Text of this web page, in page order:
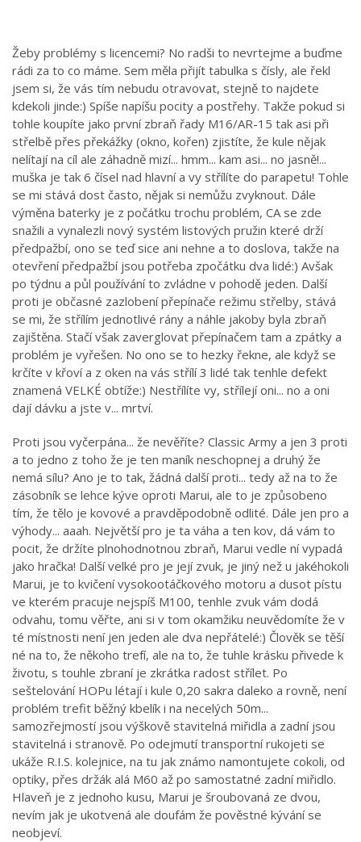
Žeby problémy s licencemi? No radši to nevrtejme a buďme
rádi za to co máme. Sem měla přijít tabulka s čísly, ale řekl
jsem si, že vás tím nebudu otravovat, stejně to najdete
kdekoli jinde:) Spíše napíšu pocity a postřehy. Takže pokud si
tohle koupíte jako první zbraň řady M16/AR-15 tak asi při
střelbě přes překážky (okno, kořen) zjistíte, že kule nějak
nelítají na cíl ale záhadně mizí... hmm... kam asi... no jasně!...
muška je tak 6 čísel nad hlavní a vy střílíte do parapetu! Tohle
se mi stává dost často, nějak si nemůžu zvyknout. Dále
výměna baterky je z počátku trochu problém, CA se zde
snažili a vynalezli nový systém listových pružin které drží
předpažbí, ono se teď sice ani nehne a to doslova, takže na
otevření předpažbí jsou potřeba zpočátku dva lidé:) Avšak
po týdnu a půl používání to zvládne v pohodě jeden. Další
proti je občasné zazlobení přepínače režimu střelby, stává
se mi, že střílím jednotlivé rány a náhle jakoby byla zbraň
zajištěna. Stačí však zaverglovat přepínačem tam a zpátky a
problém je vyřešen. No ono se to hezky řekne, ale když se
krčíte v křoví a z oken na vás střílí 3 lidé tak tenhle defekt
znamená VELKÉ obtíže:) Nestřílíte vy, střílejí oni... no a oni
dají dávku a jste v... mrtví.
Proti jsou vyčerpána... že nevěříte? Classic Army a jen 3 proti
a to jedno z toho že je ten maník neschopnej a druhý že
nemá sílu? Ano je to tak, žádná další proti... tedy až na to že
zásobník se lehce kýve oproti Marui, ale to je způsobeno
tím, že tělo je kovové a pravděpodobně odlité. Dále jen pro a
výhody... aaah. Největší pro je ta váha a ten kov, dá vám to
pocit, že držíte plnohodnotnou zbraň, Marui vedle ní vypadá
jako hračka! Další velké pro je její zvuk, je jiný než u jakéhokoli
Marui, je to kvičení vysokootáčkového motoru a dusot pístu
ve kterém pracuje nejspíš M100, tenhle zvuk vám dodá
odvahu, tomu věřte, ani si v tom okamžiku neuvědomíte že v
té místnosti není jen jeden ale dva nepřátelé:) Člověk se těší
né na to, že někoho trefí, ale na to, že tuhle krásku přivede k
životu, s touhle zbraní je zkrátka radost střílet. Po
seštelování HOPu létají i kule 0,20 sakra daleko a rovně, není
problém trefit běžný kbelík i na necelých 50m...
samozřejmostí jsou výškově stavitelná miřidla a zadní jsou
stavitelná i stranově. Po odejmutí transportní rukojeti se
ukáže R.I.S. kolejnice, na tu jak známo namontujete cokoli, od
optiky, přes držák alá M60 až po samostatné zadní miřidlo.
Hlaveň je z jednoho kusu, Marui je šroubovaná ze dvou,
nevím jak je ukotvená ale doufám že pověstné kývání se
neobjeví.